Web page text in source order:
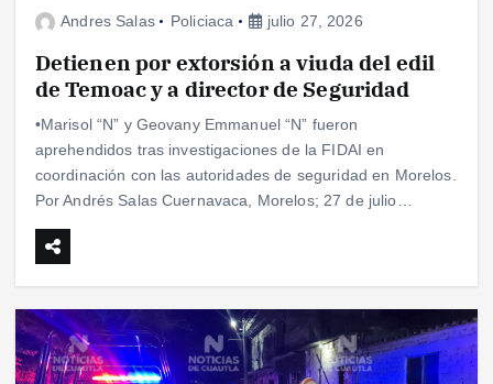
Andres Salas Policiaca julio 27, 2026
Detienen por extorsión a viuda del edil
de Temoac y a director de Seguridad
•Marisol “N” y Geovany Emmanuel “N” fueron
aprehendidos tras investigaciones de la FIDAI en
coordinación con las autoridades de seguridad en Morelos.
Por Andrés Salas Cuernavaca, Morelos; 27 de julio…